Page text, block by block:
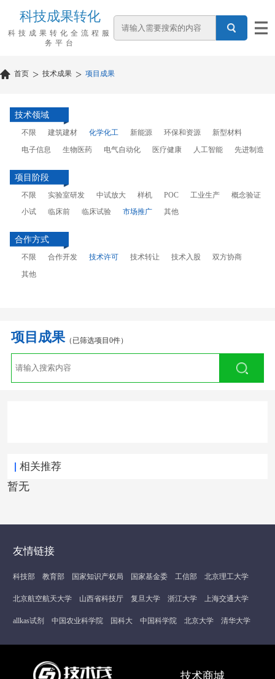
科技成果转化
科技成果转化全流程服
务平台
首页 > 技术成果 > 项目成果
技术领域
不限 建筑建材 化学化工 新能源 环保和资源
新型材料
电子信息
生物医药 电气自动化 医疗健康 人工智能 先进制造
项目阶段
不限 实验室研发 中试放大 样机 POC 工业生产
概念验证
小试
临床前 临床试验 市场推广 其他
合作方式
不限 合作开发 技术许可 技术转让 技术入股
双方协商
其他
项目成果（已筛选项目0件）
相关推荐
暂无
友情链接
科技部 教育部 国家知识产权局 国家基金委 工信部 北京理工大学
北京航空航天大学 山西省科技厅 复旦大学 浙江大学 上海交通大学
allkas试剂 中国农业科学院 国科大 中国科学院 北京大学 清华大学
技术商城